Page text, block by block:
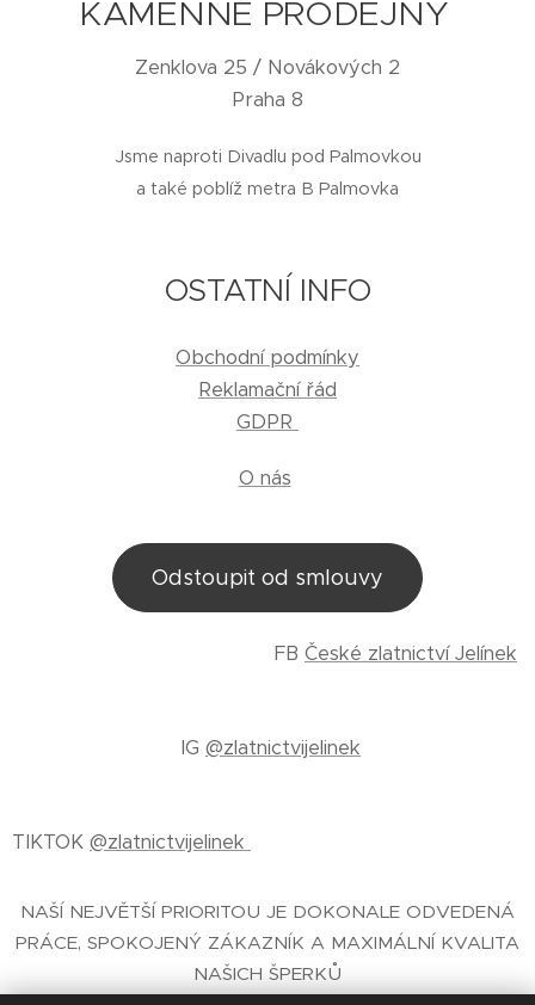
KAMENNÉ PRODEJNY
Zenklova 25 / Novákových 2
Praha 8
Jsme naproti Divadlu pod Palmovkou
a také poblíž metra B Palmovka
OSTATNÍ INFO
Obchodní podmínky
Reklamační řád
GDPR
O nás
Odstoupit od smlouvy
FB České zlatnictví Jelínek
IG @zlatnictvijelinek
TIKTOK @zlatnictvijelinek
NAŠÍ NEJVĚTŠÍ PRIORITOU JE DOKONALE ODVEDENÁ
PRÁCE, SPOKOJENÝ ZÁKAZNÍK A MAXIMÁLNÍ KVALITA
NAŠICH ŠPERKŮ